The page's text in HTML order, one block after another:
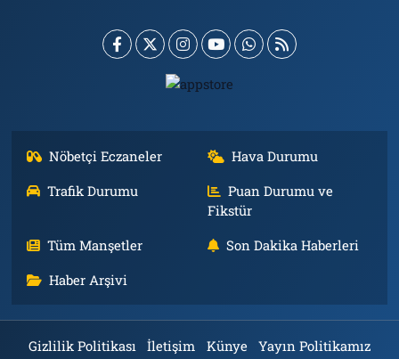
Nöbetçi Eczaneler
Hava Durumu
Trafik Durumu
Puan Durumu ve
Fikstür
Tüm Manşetler
Son Dakika Haberleri
Haber Arşivi
Gizlilik Politikası İletişim Künye Yayın Politikamız